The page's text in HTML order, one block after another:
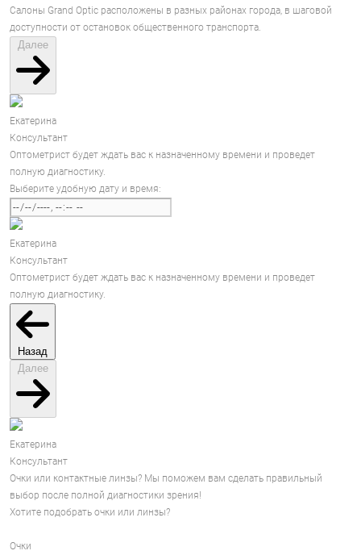
Салоны Grand Optic расположены в разных районах города, в шаговой
доступности от остановок общественного транспорта.
Далее
Екатерина
Консультант
Оптометрист будет ждать вас к назначенному времени и проведет
полную диагностику.
Выберите удобную дату и время:
Екатерина
Консультант
Оптометрист будет ждать вас к назначенному времени и проведет
полную диагностику.
Назад
Далее
Екатерина
Консультант
Очки или контактные линзы? Мы поможем вам сделать правильный
выбор после полной диагностики зрения!
Хотите подобрать очки или линзы?
Очки